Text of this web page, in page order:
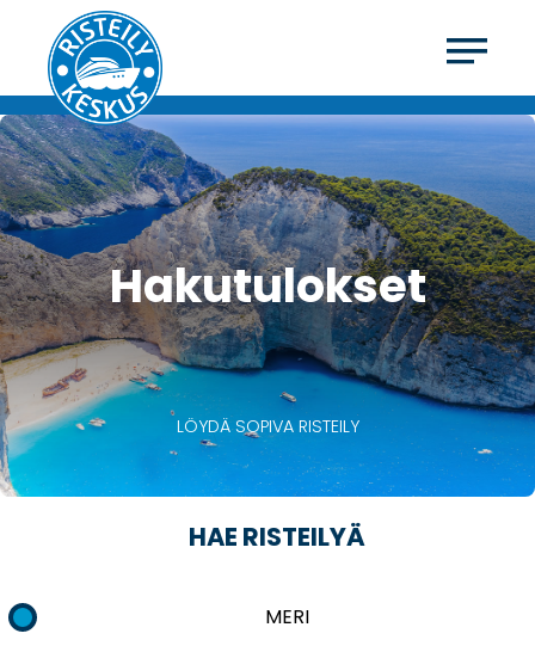
Hakutulokset
LÖYDÄ SOPIVA RISTEILY
HAE RISTEILYÄ
MERI